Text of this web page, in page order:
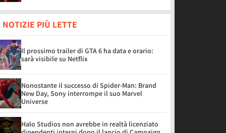
NOTIZIE PIÙ LETTE
Il prossimo trailer di GTA 6 ha data e orario:
sarà visibile su Netflix
Nonostante il successo di Spider-Man: Brand
New Day, Sony interrompe il suo Marvel
Universe
Halo Studios non avrebbe in realtà licenziato